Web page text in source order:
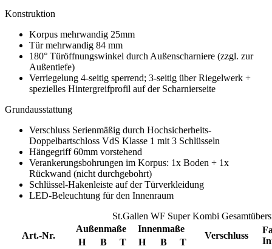
Konstruktion
Korpus mehrwandig 25mm
Tür mehrwandig 84 mm
180° Türöffnungswinkel durch Außenscharniere (zzgl. zur
Außentiefe)
Verriegelung 4-seitig sperrend; 3-seitig über Riegelwerk +
spezielles Hintergreifprofil auf der Scharnierseite
Grundausstattung
Verschluss Serienmäßig durch Hochsicherheits-
Doppelbartschloss VdS Klasse 1 mit 3 Schlüsseln
Hängegriff 60mm vorstehend
Verankerungsbohrungen im Korpus: 1x Boden + 1x
Rückwand (nicht durchgebohrt)
Schlüssel-Hakenleiste auf der Türverkleidung
LED-Beleuchtung für den Innenraum
St.Gallen WF Super Kombi
Art.-Nr.
Außenmaße Innenmaße
Verschluss
H B T H B T